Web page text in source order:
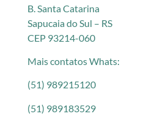
B. Santa Catarina
Sapucaia do Sul – RS
CEP 93214-060
Mais contatos Whats:
(51) 989215120
(51) 989183529